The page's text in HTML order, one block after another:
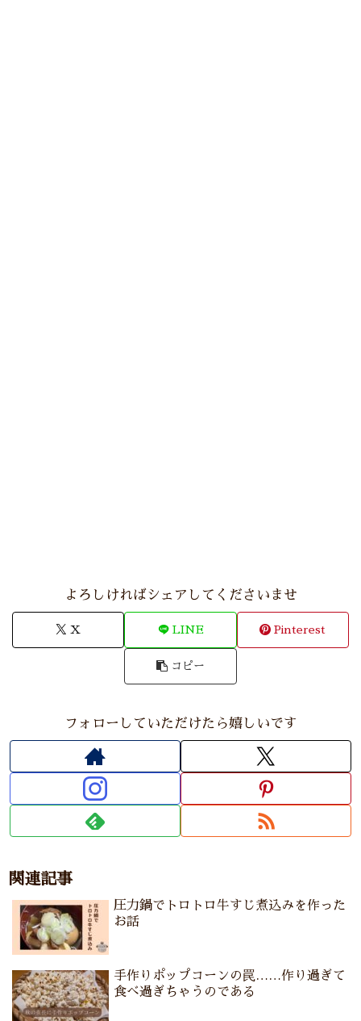
よろしければシェアしてくださいませ
X LINE Pinterest
コピー
フォローしていただけたら嬉しいです
関連記事
圧力鍋でトロトロ牛すじ煮込みを作った
お話
手作りポップコーンの罠……作り過ぎて
食べ過ぎちゃうのである